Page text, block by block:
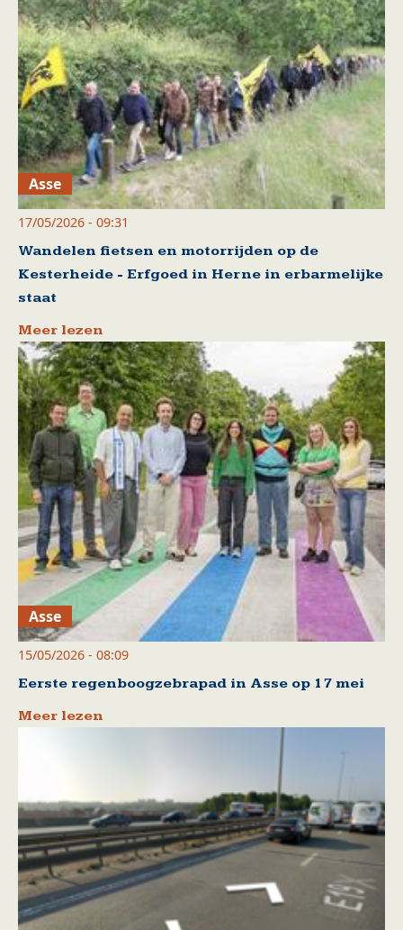
Asse
17/05/2026 - 09:31
Wandelen fietsen en motorrijden op de
Kesterheide - Erfgoed in Herne in erbarmelijke
staat
Meer lezen
Asse
15/05/2026 - 08:09
Eerste regenboogzebrapad in Asse op 17 mei
Meer lezen